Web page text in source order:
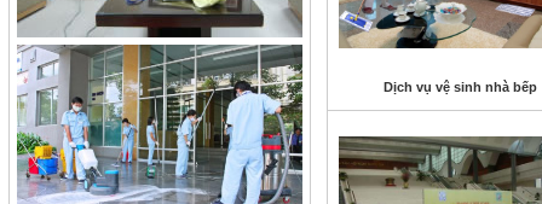
Dịch vụ vệ sinh nhà bếp